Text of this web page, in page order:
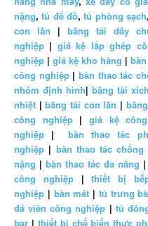
nặng,tủ để đồ,tủ phòng sạch,
con lăn | băng tải dây
nghiệp | giá kệ lắp ghép
nghiệp |giá kệ kho hàng |
công nghiệp|bàn thao tác
nhôm định hình| băng tải
nhiệt |băng tải con lăn |
công nghiệp|giá kệ
nghiệp |bàn thao tác
nghiệp | bàn thao tác
nặng | bàn thao tác đa năng
công nghiệp|thiết bị
nghiệp | bàn mát | tủ trưng
đá viên công nghiệp | tủ
bar | thiết bị chế biến thực